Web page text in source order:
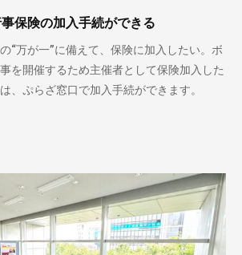
保険の加入手続ができる
“万が一”に備えて、保険に加入したい。ボ
を開催するため主催者として保険加入した
、ぷらざ窓口で加入手続ができます。